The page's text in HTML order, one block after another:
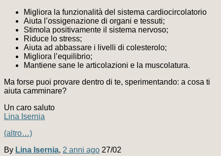
Migliora la funzionalità del sistema cardiocircolatorio
Aiuta l’ossigenazione di organi e tessuti;
Stimola positivamente il sistema nervoso;
Riduce lo stress;
Aiuta ad abbassare i livelli di colesterolo;
Migliora l’equilibrio;
Mantiene sane le articolazioni e la muscolatura.
Ma forse puoi provare dentro di te, sperimentando: a cosa ti
aiuta camminare?
Un caro saluto
Lina Isernia
(altro…)
By Lina Isernia, 2 anni ago 27/02